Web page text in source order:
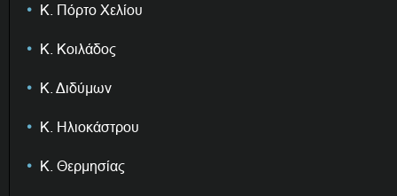
Κ. Πόρτο Χελίου
Κ. Κοιλάδος
Κ. Διδύμων
Κ. Ηλιοκάστρου
Κ. Θερμησίας